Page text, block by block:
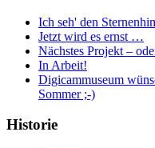
Ich seh' den
Jetzt wird es ernst …
Nächstes Projekt –
In Arbeit!
Digicammuseum
Sommer ;-)
Historie